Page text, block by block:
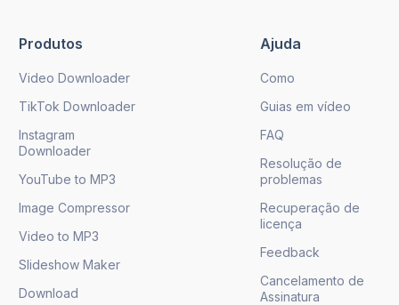
Produtos
Video Downloader
TikTok Downloader
Instagram
Downloader
YouTube to MP3
Image Compressor
Video to MP3
Slideshow Maker
Download
Ajuda
Como
Guias em vídeo
FAQ
Resolução de
problemas
Recuperação de
licença
Feedback
Cancelamento de
Assinatura